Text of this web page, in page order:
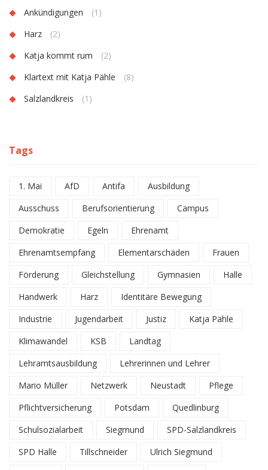
Ankündigungen
(1)
Harz
(2)
Katja kommt rum
(2)
Klartext mit Katja Pähle
(8)
Salzlandkreis
(1)
Tags
1. Mai AfD Antifa
Ausbildung
Ausschuss
Berufsorientierung
Campus
Demokratie
Egeln
Ehrenamt
Ehrenamtsempfang
Elementarschäden
Frauen
Förderung
Gleichstellung Gymnasien
Halle
Handwerk
Harz
Identitäre Bewegung
Industrie
Jugendarbeit Justiz
Katja Pähle
Klimawandel
KSB
Landtag
Lehramtsausbildung
Lehrerinnen und Lehrer
Mario Müller
Netzwerk Neustadt
Pflege
Pflichtversicherung
Potsdam
Quedlinburg
Schulsozialarbeit
Siegmund
SPD-Salzlandkreis
SPD Halle
Tillschneider
Ulrich Siegmund